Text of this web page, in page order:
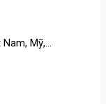
Mỹ,...